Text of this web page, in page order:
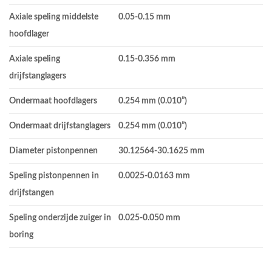
Axiale speling middelste
hoofdlager
0.05-0.15 mm
Axiale speling
drijfstanglagers
0.15-0.356 mm
Ondermaat hoofdlagers 0.254 mm (0.010”)
Ondermaat drijfstanglagers 0.254 mm (0.010”)
Diameter pistonpennen 30.12564-30.1625 mm
Speling pistonpennen in
drijfstangen
0.0025-0.0163 mm
Speling onderzijde zuiger in
boring
0.025-0.050 mm